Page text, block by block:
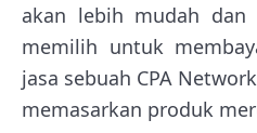
akan lebih mudah dan
memilih untuk
jasa sebuah CPA
memasarkan produk